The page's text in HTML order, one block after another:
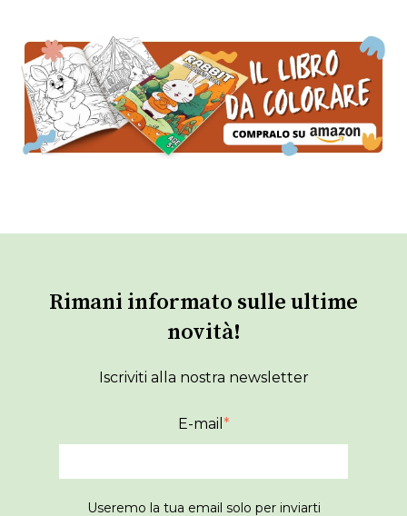
Rimani informato sulle ultime
novità!
Iscriviti alla nostra newsletter
E-mail *
Useremo la tua email solo per inviarti